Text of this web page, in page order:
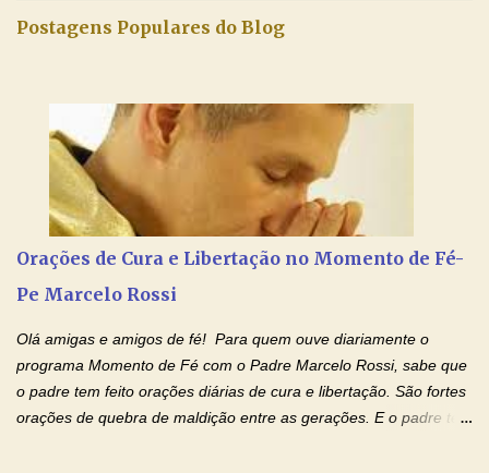
esta abençoada semana de orações no programa de rádio
tenha fé, creia firmemente e ore incessantemente até que o
Kairós aconteça em sua vida. Fique no Amor Ágape de Jesus e
no Amor Materno de Nossa Senhora. Adriana-Devoção e Fé
Mensagem do Padre Marcelo Rossi por E-mail: Amados!! Nesta
quarta feira, vamos orar pelas pessoas que sofrem com as
doenças do coração, NO SAGRADO CORAÇÃO DE JESUS E NO
Postagens Populares do Blog
Orações de Cura e Libertação no Momento de Fé-
Pe Marcelo Rossi
Olá amigas e amigos de fé! Para quem ouve diariamente o
programa Momento de Fé com o Padre Marcelo Rossi, sabe que
o padre tem feito orações diárias de cura e libertação. São fortes
orações de quebra de maldição entre as gerações. E o padre tem